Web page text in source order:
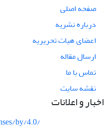
صفحه اصلی
درباره نشریه
اعضای هیات تحریریه
ارسال مقاله
تماس با ما
نقشه سایت
اخبار و اعلانات
by/4.0/